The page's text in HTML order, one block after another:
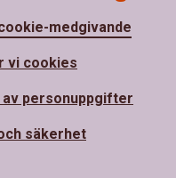
medgivande
vi cookies
av personuppgifter
säkerhet